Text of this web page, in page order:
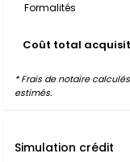
Formalités
Coût total
* Frais de notaire
estimés.
Simulation crédit